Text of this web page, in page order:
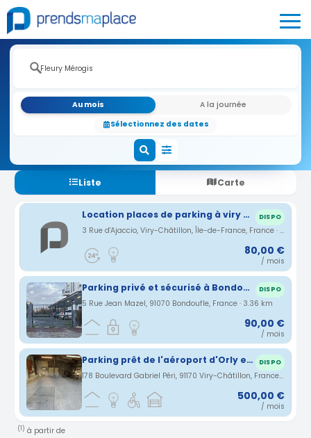
Au mois
A la journée
Sélectionnez des dates
Liste Carte
Location places de parking à viry Châtillon 3 rue Ajaccio DISPO
3 Rue d'Ajaccio, Viry-Châtillon, Île-de-France, France · 3.09 km
80,00 €
/ mois
Parking privé et sécurisé à Bondoufle ESPRIT PARC DISPO
5 Rue Jean Mazel, 91070 Bondoufle, France · 3.36 km
90,00 €
/ mois
Parking prêt de l'aéroport d'Orly et Gare de Juvisy DISPO
178 Boulevard Gabriel Péri, 91170 Viry-Châtillon, France · 3.7 km
500,00 €
/ mois
(1) à partir de